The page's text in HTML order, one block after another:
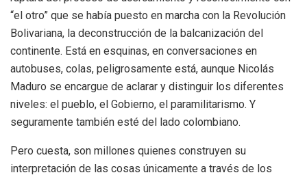
“el otro” que se había puesto en marcha con la Revolución
Bolivariana, la deconstrucción de la balcanización del
continente. Está en esquinas, en conversaciones en
autobuses, colas, peligrosamente está, aunque Nicolás
Maduro se encargue de aclarar y distinguir los diferentes
niveles: el pueblo, el Gobierno, el paramilitarismo. Y
seguramente también esté del lado colombiano.
Pero cuesta, son millones quienes construyen su
interpretación de las cosas únicamente a través de los